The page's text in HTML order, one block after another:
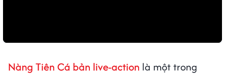
Nàng Tiên Cá bản live-action là một trong